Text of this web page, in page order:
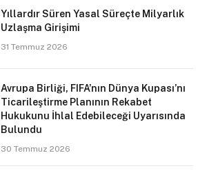
Yıllardır Süren Yasal Süreçte Milyarlık
Uzlaşma Girişimi
31 Temmuz 2026
Avrupa Birliği, FIFA’nın Dünya Kupası’nı
Ticarileştirme Planının Rekabet
Hukukunu İhlal Edebileceği Uyarısında
Bulundu
30 Temmuz 2026